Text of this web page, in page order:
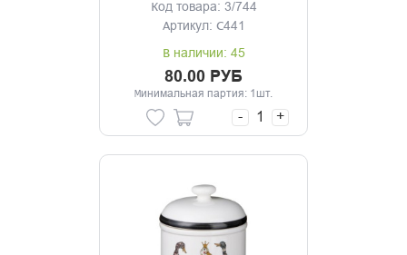
Код товара: 3/744
Артикул: С441
В наличии: 45
80.00 РУБ
Минимальная партия: 1шт.
- +